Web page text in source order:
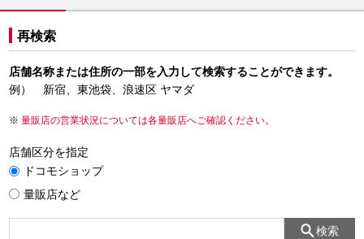
再検索
店舗名称または住所の一部を入力して検索することができます。
例） 新宿、東池袋、浪速区 ヤマダ
量販店の営業状況については各量販店へご確認ください。
店舗区分を指定
ドコモショップ
量販店など
検索